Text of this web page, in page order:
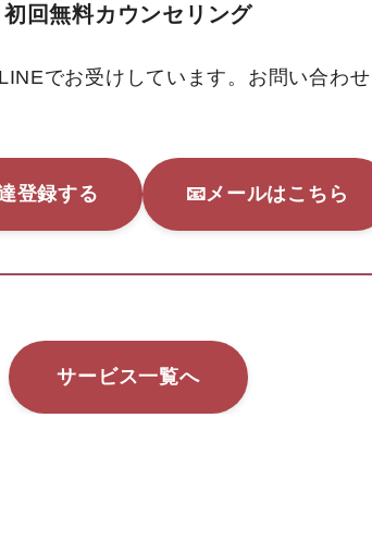
初回無料カウンセリング
でお受けしています。お問い合わ
登録する 📧メールはこちら
サービス一覧へ